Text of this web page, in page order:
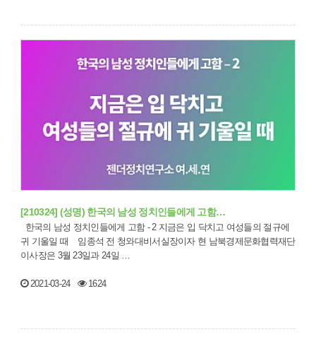
[210324] (성명) 한국의 남성 정치인들에게 고함…
귀 기울일 때 임종석 전 청와대비서실장이자 현 남북경제문화협력재단
이사장은 3월 23일과 24일 …
2021-03-24 1624